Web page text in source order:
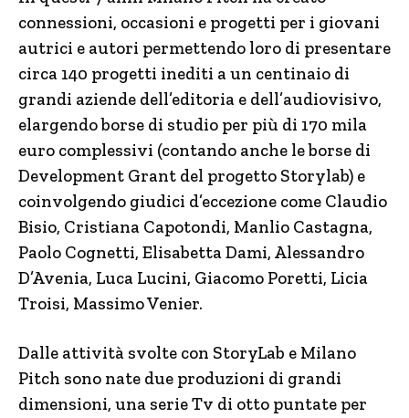
connessioni, occasioni e progetti per i giovani
autrici e autori permettendo loro di presentare
circa 140 progetti inediti a un centinaio di
grandi aziende dell’editoria e dell’audiovisivo,
elargendo borse di studio per più di 170 mila
euro complessivi (contando anche le borse di
Development Grant del progetto Storylab) e
coinvolgendo giudici d’eccezione come Claudio
Bisio, Cristiana Capotondi, Manlio Castagna,
Paolo Cognetti, Elisabetta Dami, Alessandro
D’Avenia, Luca Lucini, Giacomo Poretti, Licia
Troisi, Massimo Venier.
Dalle attività svolte con StoryLab e Milano
Pitch sono nate due produzioni di grandi
dimensioni, una serie Tv di otto puntate per